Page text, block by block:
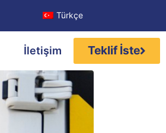
Türkçe
İletişim Teklif İste